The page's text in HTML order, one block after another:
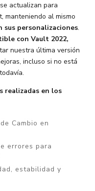
actualizan para
manteniendo al mismo
personalizaciones.
con Vault 2022,
nuestra última versión
incluso si no está
realizadas en los
Cambio en
errores para
estabilidad y